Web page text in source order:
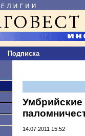
Подписка
14.07.2011 15:52